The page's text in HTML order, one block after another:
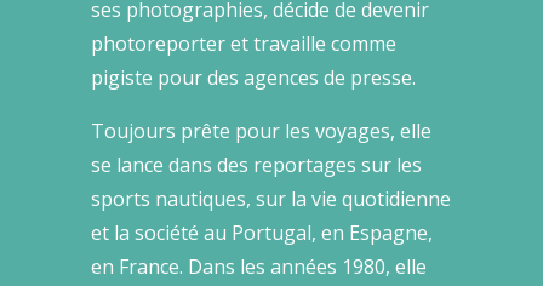
ses photographies, décide de devenir
photoreporter et travaille comme
pigiste pour des agences de presse.
Toujours prête pour les voyages, elle
se lance dans des reportages sur les
sports nautiques, sur la vie quotidienne
et la société au Portugal, en Espagne,
en France. Dans les années 1980, elle